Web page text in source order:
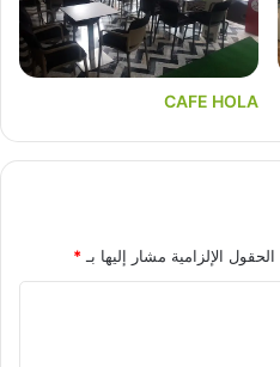
CAFE HOLA
الحقول الإلزامية مشار إليها بـ *